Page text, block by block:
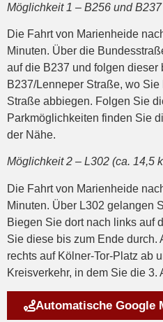
Möglichkeit 1 – B256 und
Die Fahrt von Marienheide
Minuten. Über die
auf die B237 und folgen
B237/Lenneper Straße, wo
Straße abbiegen. Folgen Sie
Parkmöglichkeiten finden Sie
der Nähe.
Möglichkeit 2 – L302 (ca. 14,5
Die Fahrt von Marienheide
Minuten. Über L302 gelangen
Biegen Sie dort nach links auf
Sie diese bis zum Ende durch.
rechts auf Kölner-Tor-Platz ab
Kreisverkehr, in dem Sie die 3.
Automatische Google